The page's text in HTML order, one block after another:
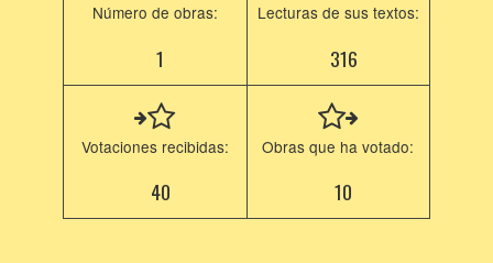
Número de obras:
1
Lecturas de sus textos:
316
Votaciones recibidas:
40
Obras que ha votado:
10